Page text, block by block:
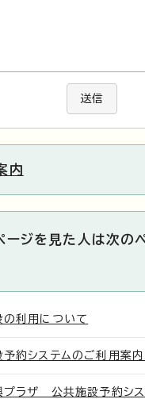
送信
内
ージを見た人は次の
の利用について
約システムのご利用案内
プラザ 公共施設予約シス